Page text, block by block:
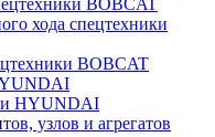
BOBCAT
хода спецтехники
BOBCAT
HYUNDAI
узлов и агрегатов